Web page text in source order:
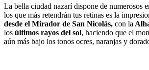
La bella ciudad nazarí dispone de numerosos
los que más retendrán tus retinas es la
desde el Mirador de San Nicolás, con la
los últimos rayos del sol, haciendo que el
aún más bajo los tonos ocres, naranjas y